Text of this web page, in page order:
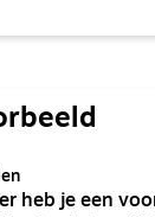
heb je een